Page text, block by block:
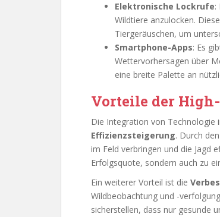
Elektronische Lockrufe:
Wildtiere anzulocken.
Tiergeräuschen, um
Smartphone-Apps: Es
Wettervorhersagen über
eine breite Palette an
Vorteile der
Die Integration von Technologie
Effizienzsteigerung. Durch
im Feld verbringen und die Jagd
Erfolgsquote, sondern auch zu
Ein weiterer Vorteil ist die
Wildbeobachtung und -
sicherstellen, dass nur gesunde